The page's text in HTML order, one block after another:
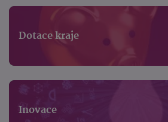
Dotace kraje
Inovace